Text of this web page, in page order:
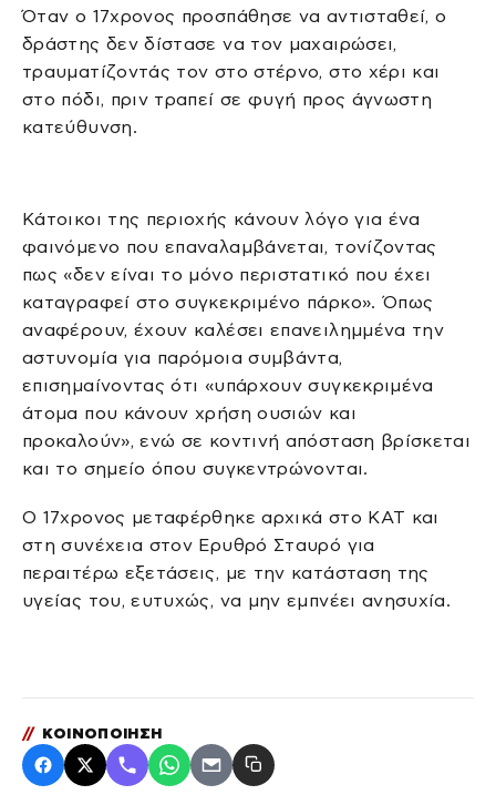
Όταν ο 17χρονος προσπάθησε να αντισταθεί, ο
δράστης δεν δίστασε να τον μαχαιρώσει,
τραυματίζοντάς τον στο στέρνο, στο χέρι και
στο πόδι, πριν τραπεί σε φυγή προς άγνωστη
κατεύθυνση.
Κάτοικοι της περιοχής κάνουν λόγο για ένα
φαινόμενο που επαναλαμβάνεται, τονίζοντας
πως «δεν είναι το μόνο περιστατικό που έχει
καταγραφεί στο συγκεκριμένο πάρκο». Όπως
αναφέρουν, έχουν καλέσει επανειλημμένα την
αστυνομία για παρόμοια συμβάντα,
επισημαίνοντας ότι «υπάρχουν συγκεκριμένα
άτομα που κάνουν χρήση ουσιών και
προκαλούν», ενώ σε κοντινή απόσταση βρίσκεται
και το σημείο όπου συγκεντρώνονται.
Ο 17χρονος μεταφέρθηκε αρχικά στο ΚΑΤ και
στη συνέχεια στον Ερυθρό Σταυρό για
περαιτέρω εξετάσεις, με την κατάσταση της
υγείας του, ευτυχώς, να μην εμπνέει ανησυχία.
// ΚΟΙΝΟΠΟΙΗΣΗ